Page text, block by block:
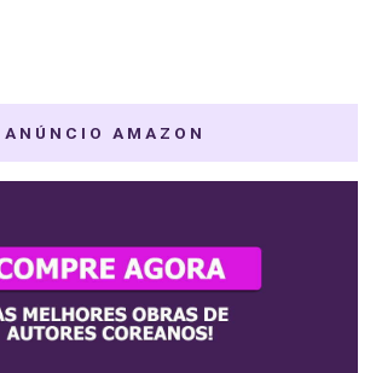
ANÚNCIO AMAZON